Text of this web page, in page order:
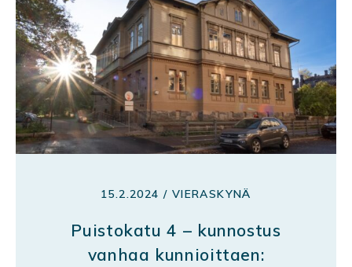
15.2.2024 / VIERASKYNÄ
Puistokatu 4 – kunnostus
vanhaa kunnioittaen: